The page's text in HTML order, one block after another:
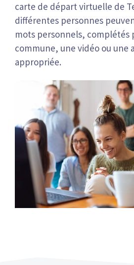
carte de départ virtuelle de
différentes personnes
mots personnels, complétés
commune, une vidéo ou une
appropriée.